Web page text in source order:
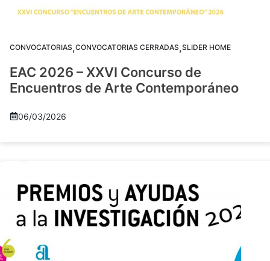
CONVOCATORIAS,CONVOCATORIAS CERRADAS,SLIDER HOME
EAC 2026 – XXVI Concurso de
Encuentros de Arte Contemporáneo
06/03/2026